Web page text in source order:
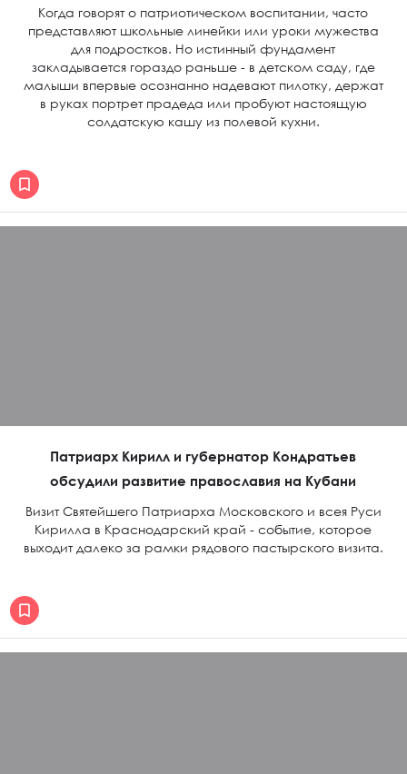
Когда говорят о патриотическом воспитании, часто
представляют школьные линейки или уроки мужества
для подростков. Но истинный фундамент
закладывается гораздо раньше - в детском саду, где
малыши впервые осознанно надевают пилотку, держат
в руках портрет прадеда или пробуют настоящую
солдатскую кашу из полевой кухни.
Патриарх Кирилл и губернатор Кондратьев
обсудили развитие православия на Кубани
Визит Святейшего Патриарха Московского и всея Руси
Кирилла в Краснодарский край - событие, которое
выходит далеко за рамки рядового пастырского визита.